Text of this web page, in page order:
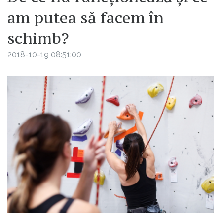
am putea să facem în
schimb?
2018-10-19 08:51:00